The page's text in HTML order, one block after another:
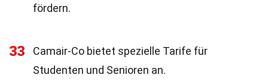
fördern.
33
Camair-Co bietet spezielle Tarife für
Studenten und Senioren an.